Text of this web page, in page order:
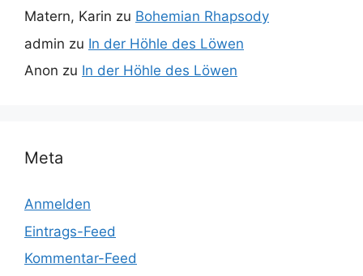
Matern, Karin zu Bohemian Rhapsody
admin zu In der Höhle des Löwen
Anon zu In der Höhle des Löwen
Meta
Anmelden
Eintrags-Feed
Kommentar-Feed